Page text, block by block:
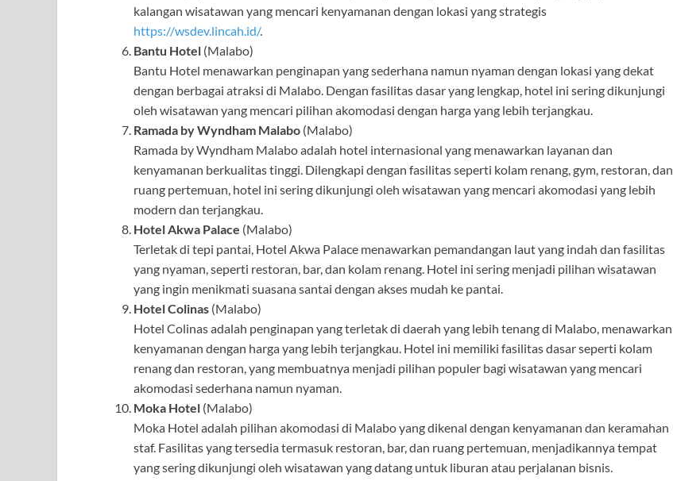
kalangan wisatawan yang mencari kenyamanan dengan lokasi yang strategis
https://wsdev.lincah.id/.
Bantu Hotel (Malabo)
Bantu Hotel menawarkan penginapan yang sederhana namun nyaman dengan lokasi yang dekat
dengan berbagai atraksi di Malabo. Dengan fasilitas dasar yang lengkap, hotel ini sering dikunjungi
oleh wisatawan yang mencari pilihan akomodasi dengan harga yang lebih terjangkau.
Ramada by Wyndham Malabo (Malabo)
Ramada by Wyndham Malabo adalah hotel internasional yang menawarkan layanan dan
kenyamanan berkualitas tinggi. Dilengkapi dengan fasilitas seperti kolam renang, gym, restoran, dan
ruang pertemuan, hotel ini sering dikunjungi oleh wisatawan yang mencari akomodasi yang lebih
modern dan terjangkau.
Hotel Akwa Palace (Malabo)
Terletak di tepi pantai, Hotel Akwa Palace menawarkan pemandangan laut yang indah dan fasilitas
yang nyaman, seperti restoran, bar, dan kolam renang. Hotel ini sering menjadi pilihan wisatawan
yang ingin menikmati suasana santai dengan akses mudah ke pantai.
Hotel Colinas (Malabo)
Hotel Colinas adalah penginapan yang terletak di daerah yang lebih tenang di Malabo, menawarkan
kenyamanan dengan harga yang lebih terjangkau. Hotel ini memiliki fasilitas dasar seperti kolam
renang dan restoran, yang membuatnya menjadi pilihan populer bagi wisatawan yang mencari
akomodasi sederhana namun nyaman.
Moka Hotel (Malabo)
Moka Hotel adalah pilihan akomodasi di Malabo yang dikenal dengan kenyamanan dan keramahan
staf. Fasilitas yang tersedia termasuk restoran, bar, dan ruang pertemuan, menjadikannya tempat
yang sering dikunjungi oleh wisatawan yang datang untuk liburan atau perjalanan bisnis.